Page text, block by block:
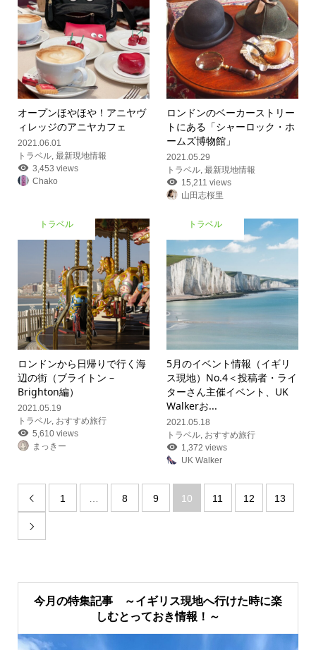
オープンほやほや！アニヤヴ
ィレッジのアニヤカフェ
2021.06.01
トラベル, 最新現地情報
3,453 views
Chako
ロンドンのベーカーストリー
トにある「シャーロック・ホ
ームズ博物館」
2021.05.29
トラベル ,最新現地情報
15,211 views
山田志桜里
トラベル
ロンドンから日帰りで行く海
辺の街（ブライトン –
Brighton編）
2021.05.19
トラベル, おすすめ旅行
5,610 views
まっきー
トラベル
5月のイベント情報（イギリ
ス現地） No.4＜投稿者・ライ
ターさん主催イベント、UK
Walkerお...
2021.05.18
トラベル, おすすめ旅行
1,372 views
UK Walker
 1 … 8 9 10 11 12 13

今月の特集記事 ～イギリス現地へ行けた時に楽
しむとっておき情報！～